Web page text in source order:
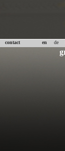
contact en de